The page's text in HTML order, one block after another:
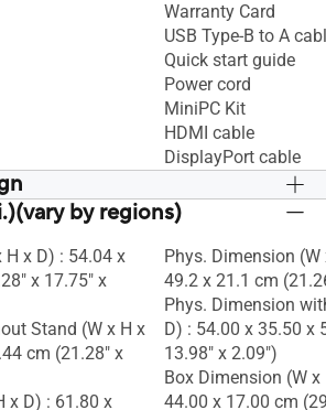
Touch : s.o.
Protection Glass :
Flicker-free : s.o.
Warranty Card
USB Type-B to A
Quick start guide
Power cord
MiniPC Kit
HDMI cable
DisplayPort cable
Tilt : Yes (+35° ~ -5°)
Pivot : Yes (+90° ~ -
Height Adjustment :
VESA Wall
Kensington Lock :
by regions)
H x D) : 54.04 x
x 17.75" x
Stand (W x H x
cm (21.28" x
x D) : 61.80 x
Phys. Dimension
49.2 x 21.1 cm
Phys. Dimension
D) : 54.00 x 35.50 x
13.98" x 2.09")
Box Dimension (W
44.00 x 17.00 cm